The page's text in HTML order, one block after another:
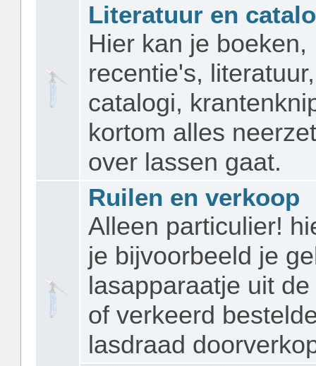
Literatuur en
Hier kan je boeken,
recentie's, literatuur,
catalogi,
kortom alles
over lassen gaat.
Ruilen en verkoop
Alleen particulier!
je bijvoorbeeld je
lasapparaatje uit
of verkeerd
lasdraad